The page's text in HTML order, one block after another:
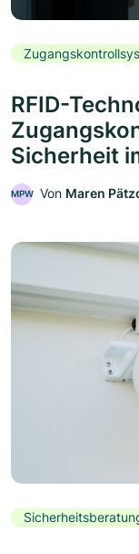
RFID-
Sicherheit
MPW Von Maren